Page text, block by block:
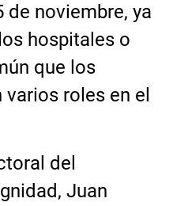
de noviembre, ya
hospitales o
que los
roles en el
del
Juan